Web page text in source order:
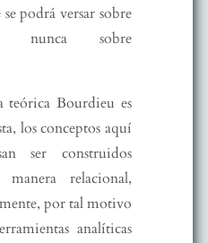
podrá versar sobre
nunca sobre
teórica Bourdieu es
los conceptos aquí
ser construidos
relacional,
por tal motivo
analíticas